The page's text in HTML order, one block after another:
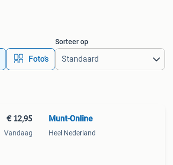
Foto’s
Sorteer op
€ 12,95
Vandaag
Munt-Online
Heel Nederland